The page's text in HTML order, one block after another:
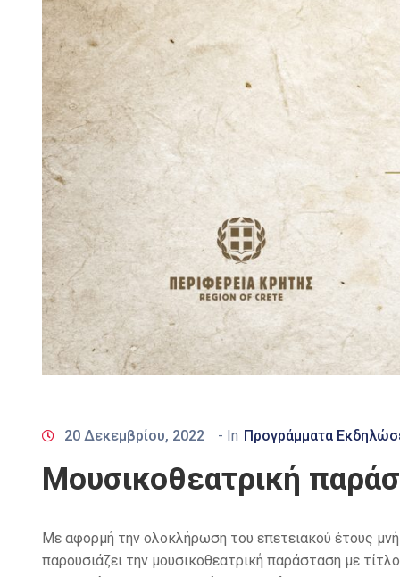
20 Δεκεμβρίου, 2022 - In Προγράμματα
Μουσικοθεατρική
Με αφορμή την ολοκλήρωση του επετειακού έτους
παρουσιάζει την μουσικοθεατρική παράσταση με